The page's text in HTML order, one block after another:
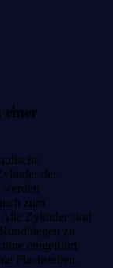
einer
der
zum
Alle Zylinder sind
zu
eingeführt
Flachstellen.